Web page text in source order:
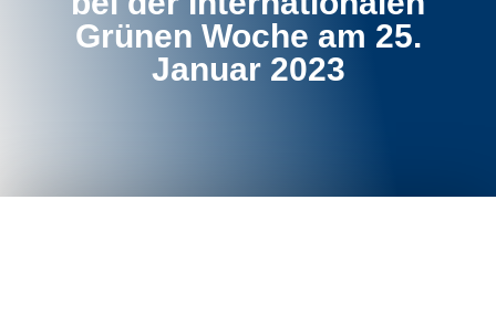
Grünen Woche am 25.
Januar 2023